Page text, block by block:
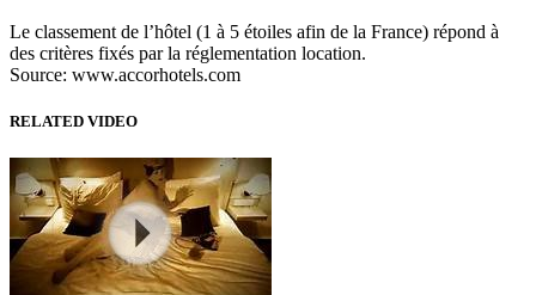
Le classement de l’hôtel (1 à 5 étoiles afin de la France) répond à
des critères fixés par la réglementation location.
Source: www.accorhotels.com
RELATED VIDEO